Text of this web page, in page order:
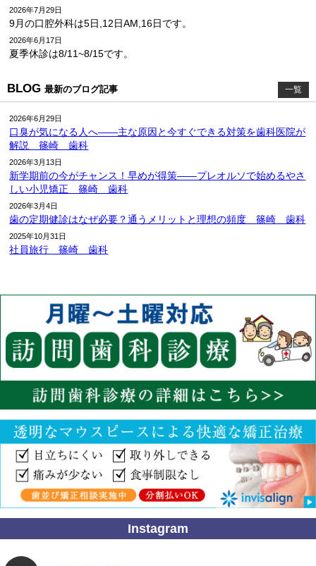
2026年7月29日
9月の口腔外科は5日,12日AM,16日です。
2026年6月17日
夏季休診は8/11~8/15です。
BLOG 最新のブログ記事 一覧
2026年6月29日
口臭が気になる人へ――主な原因と今すぐできる対策を歯科医院が
解説 篠崎 歯科
2026年3月13日
新学期前の今がチャンス！早めが得策――プレオルソで始めるやさ
しい小児矯正 篠崎 歯科
2026年3月4日
歯の定期健診はなぜ必要？通うメリットと理想の頻度 篠崎 歯科
2025年10月31日
社員旅行 篠崎 歯科
Instagram